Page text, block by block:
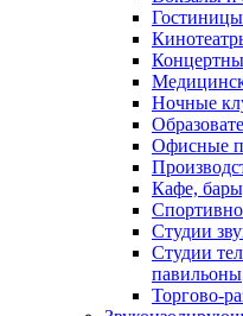
Ночные
Офисные
Кафе,
Студии
Студии
павильоны
Торгово-